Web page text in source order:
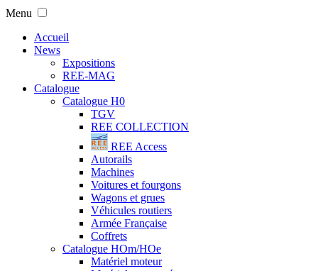
Menu
Accueil
News
Expositions
REE-MAG
Catalogue
Catalogue H0
TGV
REE COLLECTION
REE Access
Autorails
Machines
Voitures et fourgons
Wagons et grues
Véhicules routiers
Armée Française
Coffrets
Catalogue HOm/HOe
Matériel moteur